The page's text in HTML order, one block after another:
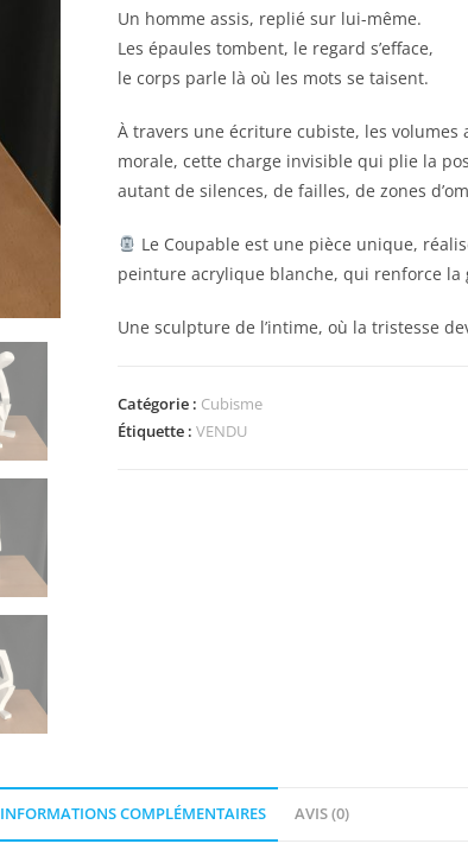
Un homme assis, replié sur lui-même.
Les épaules tombent, le regard s’efface,
le corps parle là où les mots se taisent.
À travers une écriture cubiste, les
morale, cette charge invisible qui plie la
autant de silences, de failles, de zones
Le Coupable est une pièce unique,
peinture acrylique blanche, qui renforce la
Une sculpture de l’intime, où la tristesse
Catégorie : Cubisme
Étiquette : VENDU
INFORMATIONS COMPLÉMENTAIRES AVIS (0)